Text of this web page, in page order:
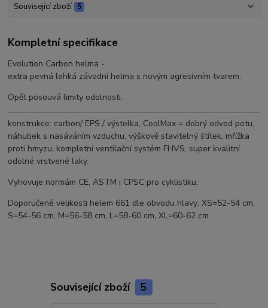
Související zboží 5
Kompletní specifikace
Evolution Carbon helma -
extra pevná lehká závodní helma s novým agresivním tvarem.
Opět posouvá limity odolnosti.
konstrukce: carbon/ EPS / výstelka, CoolMax = dobrý odvod potu,
náhubek s nasáváním vzduchu, výškově stavitelný štítek, mřížka
proti hmyzu, kompletní ventilační systém FHVS, super kvalitní
odolné vrstvené laky.
Vyhovuje normám CE, ASTM i CPSC pro cyklistiku.
Doporučené velikosti helem 661 dle obvodu hlavy: XS=52-54 cm,
S=54-56 cm, M=56-58 cm, L=58-60 cm, XL=60-62 cm
Související zboží 5